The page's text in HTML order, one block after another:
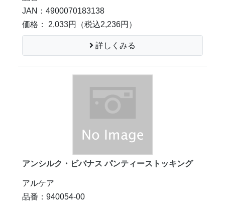
JAN：4900070183138
価格： 2,033円
（税込2,236円）
詳しくみる
アンシルク・ビバナス パンティーストッキング
アルケア
品番：940054-00